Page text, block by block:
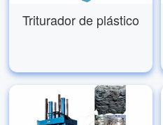
Triturador de plástico